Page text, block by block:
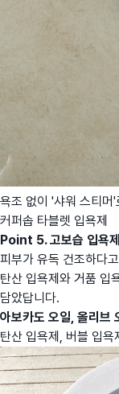
욕조 없이 '샤워 스티머
커퍼솝 타블렛 입욕제
Point 5. 고보습 입욕제
피부가 유독 건조하다
탄산 입욕제와 거품 입
담았답니다.
아보카도 오일, 올리브
탄산 입욕제, 버블 입